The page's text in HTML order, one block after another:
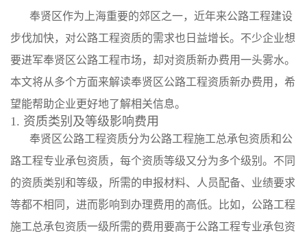
奉贤区作为上海重要的郊区之一，近年来公路工程建设
步伐加快，对公路工程资质的需求也日益增长。不少企业想
要进军奉贤区公路工程市场，却对资质新办费用一头雾水。
本文将从多个方面来解读奉贤区公路工程资质新办费用，希
望能帮助企业更好地了解相关信息。
1. 资质类别及等级影响费用
奉贤区公路工程资质分为公路工程施工总承包资质和公
路工程专业承包资质，每个资质等级又分为多个级别。不同
的资质类别和等级，所需的申报材料、人员配备、业绩要求
等都不相同，进而影响到办理费用的高低。比如，公路工程
施工总承包资质一级所需的费用要高于公路工程专业承包资